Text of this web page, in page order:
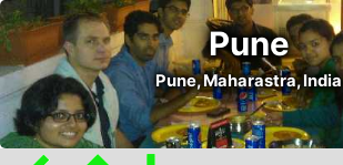
Pune
Pune, Maharastra, India